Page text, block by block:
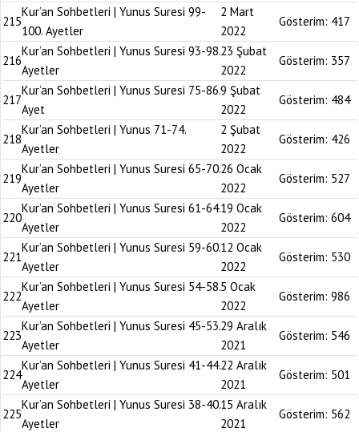
215
Kur’an Sohbetleri | Yunus Suresi 99-
100. Ayetler
2 Mart
2022
Gösterim: 417
216
Kur’an Sohbetleri | Yunus Suresi 93-98.
Ayetler
23 Şubat
2022
Gösterim: 357
217
Kur’an Sohbetleri | Yunus Suresi 75-86.
Ayet
9 Şubat
2022
Gösterim: 484
218
Kur’an Sohbetleri | Yunus 71-74.
Ayetler
2 Şubat
2022
Gösterim: 426
219
Kur’an Sohbetleri | Yunus Suresi 65-70.
Ayetler
26 Ocak
2022
Gösterim: 527
220
Kur’an Sohbetleri | Yunus Suresi 61-64.
Ayetler
19 Ocak
2022
Gösterim: 604
221
Kur’an Sohbetleri | Yunus Suresi 59-60.
Ayetler
12 Ocak
2022
Gösterim: 530
222
Kur’an Sohbetleri | Yunus Suresi 54-58.
Ayetler
5 Ocak
2022
Gösterim: 986
223
Kur’an Sohbetleri | Yunus Suresi 45-53.
Ayetler
29 Aralık
2021
Gösterim: 546
224
Kur’an Sohbetleri | Yunus Suresi 41-44.
Ayetler
22 Aralık
2021
Gösterim: 501
225
Kur’an Sohbetleri | Yunus Suresi 38-40.
Ayetler
15 Aralık
2021
Gösterim: 562